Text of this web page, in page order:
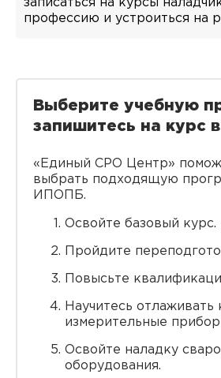
записаться на курсы
профессию и устроиться на
Выберите учебную
запишитесь на курс
«Единый СРО Центр»
выбрать подходящую
ИПОПБ.
Освойте базовый курс.
Пройдите
Повысьте
Научитесь отлаживать
измерительные
Освойте наладку
оборудования.